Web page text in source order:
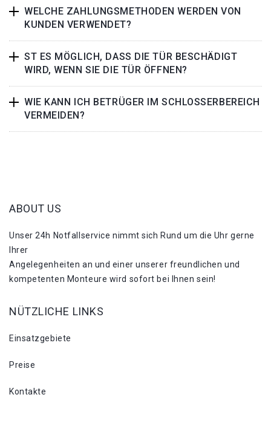
WELCHE ZAHLUNGSMETHODEN WERDEN VON
KUNDEN VERWENDET?
ST ES MÖGLICH, DASS DIE TÜR BESCHÄDIGT
WIRD, WENN SIE DIE TÜR ÖFFNEN?
WIE KANN ICH BETRÜGER IM SCHLOSSERBEREICH
VERMEIDEN?
ABOUT US
Unser 24h Notfallservice nimmt sich Rund um die Uhr gerne
Ihrer
Angelegenheiten an und einer unserer freundlichen und
kompetenten Monteure wird sofort bei Ihnen sein!
NÜTZLICHE LINKS
Einsatzgebiete
Preise
Kontakte